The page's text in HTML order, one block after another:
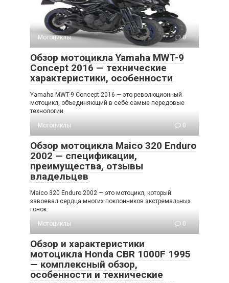
Мотоциклы 0
Обзор мотоцикла Yamaha MWT-9
Concept 2016 — технические
характеристики, особенности
Yamaha MWT-9 Concept 2016 — это революционный
мотоцикл, объединяющий в себе самые передовые
технологии
Мотоциклы
0
Обзор мотоцикла Maico 320 Enduro
2002 — спецификации,
преимущества, отзывы
владельцев
Maico 320 Enduro 2002 — это мотоцикл, который
завоевал сердца многих поклонников экстремальных
гонок.
Мотоциклы
0
Обзор и характеристики
мотоцикла Honda CBR 1000F 1995
— комплексный обзор,
особенности и технические